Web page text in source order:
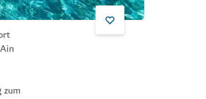
zum